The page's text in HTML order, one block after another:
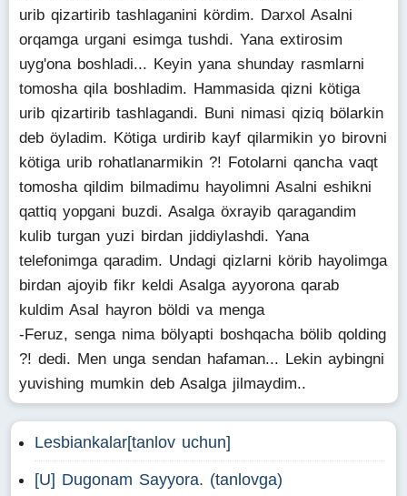
urib qizartirib tashlaganini kördim. Darxol Asalni
orqamga urgani esimga tushdi. Yana extirosim
uyg'ona boshladi... Keyin yana shunday rasmlarni
tomosha qila boshladim. Hammasida qizni kötiga
urib qizartirib tashlagandi. Buni nimasi qiziq bölarkin
deb öyladim. Kötiga urdirib kayf qilarmikin yo birovni
kötiga urib rohatlanarmikin ?! Fotolarni qancha vaqt
tomosha qildim bilmadimu hayolimni Asalni eshikni
qattiq yopgani buzdi. Asalga öxrayib qaragandim
kulib turgan yuzi birdan jiddiylashdi. Yana
telefonimga qaradim. Undagi qizlarni körib hayolimga
birdan ajoyib fikr keldi Asalga ayyorona qarab
kuldim Asal hayron böldi va menga
-Feruz, senga nima bölyapti boshqacha bölib qolding
?! dedi. Men unga sendan hafaman... Lekin aybingni
yuvishing mumkin deb Asalga jilmaydim..
Lesbiankalar[tanlov uchun]
[U] Dugonam Sayyora. (tanlovga)